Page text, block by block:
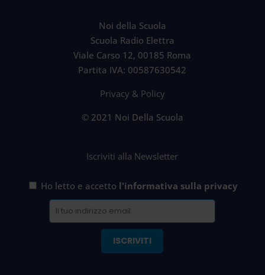
Noi della Scuola
Scuola Radio Elettra
Viale Carso 12, 00185 Roma
Partita IVA: 00587630542
Privacy & Policy
© 2021 Noi Della Scuola
Iscriviti alla Newsletter
Ho letto e accetto l'informativa sulla privacy